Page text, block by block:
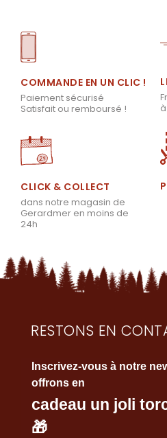
COMMANDE EN UN CLIC !
Paiement sécurisé
Satisfait ou remboursé !
CLICK & COLLECT
dans notre magasin de
Gerardmer en moins de
24h
RESTONS EN
Inscrivez-vous à notre
offrons en
cadeau un joli
🎁